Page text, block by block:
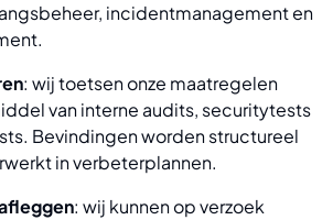
incidentmanagement en
: wij toetsen onze maatregelen
van interne audits, securitytests
Bevindingen worden structureel
in verbeterplannen.
: wij kunnen op verzoek